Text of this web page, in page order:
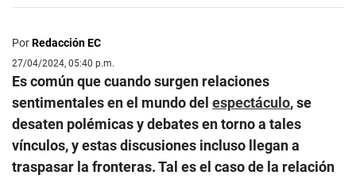
PorRedacción EC
27/04/2024, 05:40 p.m.
Es común que cuando surgen relaciones
sentimentales en el mundo del espectáculo, se
desaten polémicas y debates en torno a tales
vínculos, y estas discusiones incluso llegan a
traspasar la fronteras. Tal es el caso de la relación